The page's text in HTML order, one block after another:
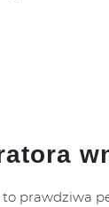
prawdziwa